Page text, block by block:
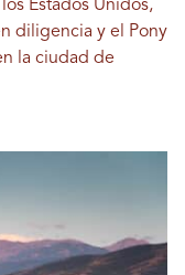
Estados Unidos,
diligencia y el Pony
la ciudad de